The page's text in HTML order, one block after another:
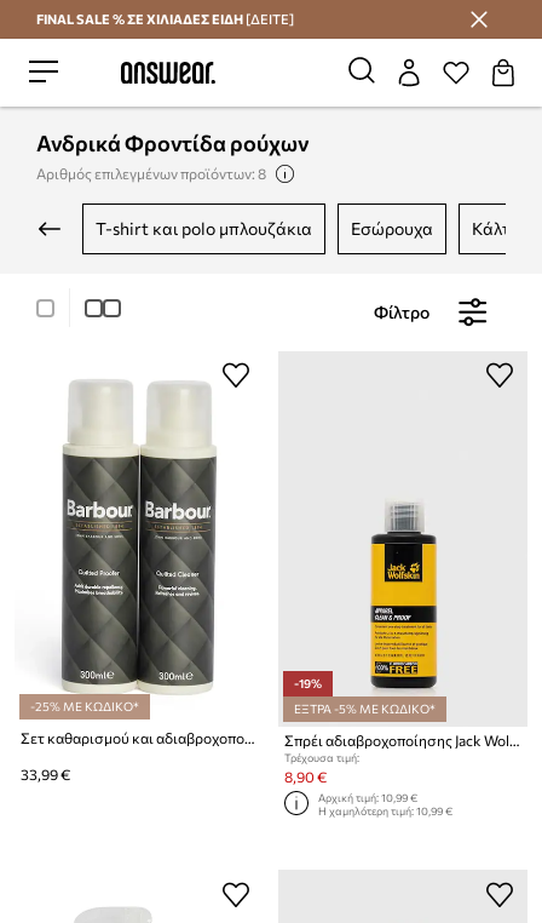
Εξοικονομήστε με το Answear Club
FINAL SALE % ΣΕ ΧΙΛΙΑΔΕΣ ΕΙΔΗ [ΔΕΙΤΕ]
Ανδρικά Φροντίδα ρούχων
Αριθμός επιλεγμένων προϊόντων: 8
t-shirt και polo μπλουζάκια εσώρουχα κάλτσες
Φίλτρο
-25% ΜΕ ΚΩΔΙΚΟ*
Σετ καθαρισμού και αδιαβροχοποίησης εξωτερικών ενδυμάτων Barbour 2 x 300 ml
33,99 €
-19%
ΕΞΤΡΑ -5% ΜΕ ΚΩΔΙΚΟ*
Τρέχουσα τιμή:
8,90 €
Αρχική τιμή:10,99 €
Η χαμηλότερη τιμή:10,99 €